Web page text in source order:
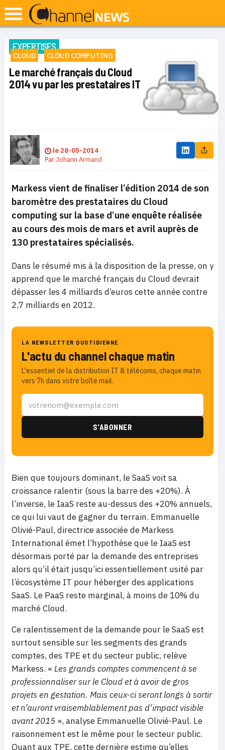
EXPERTISES
CLOUD CLOUD COMPUTING
Le marché français du Cloud
2014 vu par les prestataires IT
le 28-05-2014
Par Johann Armand
Markess vient de finaliser l’édition 2014 de son
baromètre des prestataires du Cloud
computing sur la base d’une enquête réalisée
au cours des mois de mars et avril auprès de
130 prestataires spécialisés.
Dans le résumé mis à la disposition de la presse, on y
apprend que le marché français du Cloud devrait
dépasser les 4 milliards d’euros cette année contre
2,7 milliards en 2012.
LA NEWSLETTER QUOTIDIENNE
L'actu du channel chaque matin
L'essentiel de la distribution IT & télécoms, chaque matin
vers 7h dans votre boîte mail.
Bien que toujours dominant, le SaaS voit sa
croissance ralentir (sous la barre des +20%). À
l’inverse, le IaaS reste au-dessus des +20% annuels,
ce qui lui vaut de gagner du terrain. Emmanuelle
Olivié-Paul, directrice associée de Markess
International émet l’hypothèse que le IaaS est
désormais porté par la demande des entreprises
alors qu’il était jusqu’ici essentiellement usité par
l’écosystème IT pour héberger des applications
SaaS. Le PaaS reste marginal, à moins de 10% du
marché Cloud.
Ce ralentissement de la demande pour le SaaS est
surtout sensible sur les segments des grands
comptes, des TPE et du secteur public, relève
Markess. « Les grands comptes commencent à se
professionnaliser sur le Cloud et à avoir de gros
projets en gestation. Mais ceux-ci seront longs à sortir
et n’auront vraisemblablement pas d’impact visible
avant 2015 », analyse Emmanuelle Olivié-Paul. Le
raisonnement est le même pour le secteur public.
Quant aux TPE, cette dernière estime qu’elles